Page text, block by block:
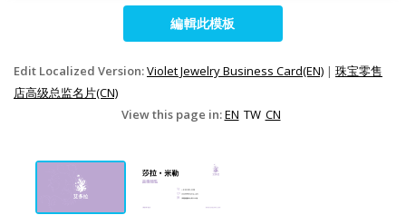
編輯此模板
Edit Localized Version:Violet Jewelry Business Card(EN) | 珠宝零售
店高级总监名片(CN)
View this page in:EN TW CN